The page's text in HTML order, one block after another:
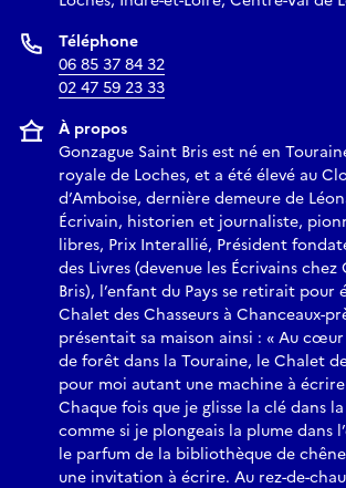
Téléphone
06 85 37 84 32
02 47 59 23 33
À propos
Gonzague Saint Bris est né en
royale de Loches, et a été élevé au
d’Amboise, dernière demeure de
Écrivain, historien et journaliste,
libres, Prix Interallié, Président
des Livres (devenue les Écrivains chez
Bris), l’enfant du Pays se retirait pour
Chalet des Chasseurs à Chanceaux-
présentait sa maison ainsi : « Au
de forêt dans la Touraine, le Chalet
pour moi autant une machine à écrire
Chaque fois que je glisse la clé dans
comme si je plongeais la plume dans
le parfum de la bibliothèque de
une invitation à écrire. Au rez-de-